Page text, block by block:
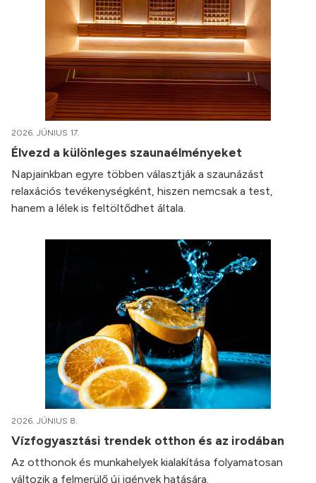
2026. JÚNIUS 17.
Élvezd a különleges szaunaélményeket
Napjainkban egyre többen választják a szaunázást
relaxációs tevékenységként, hiszen nemcsak a test,
hanem a lélek is feltöltődhet általa.
2026. JÚNIUS 8.
Vízfogyasztási trendek otthon és az irodában
Az otthonok és munkahelyek kialakítása folyamatosan
változik a felmerülő új igények hatására.